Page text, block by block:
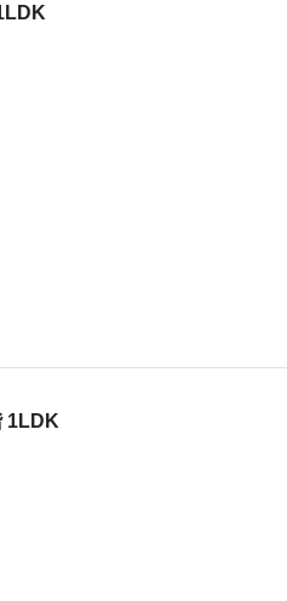
1LDK